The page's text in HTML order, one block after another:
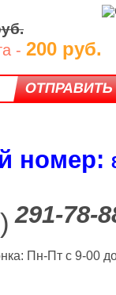
- 200 руб.
номер:
291-78-
Пн-Пт с 9-00